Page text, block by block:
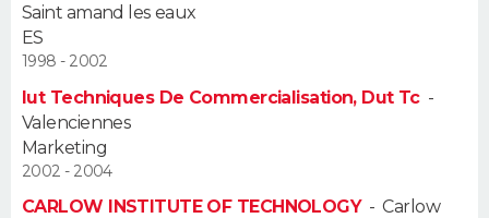
CARTE DE VOEUX
DICTIONNAIRE
Dictionnaire
Biographies
Citations
Expressions
Proverbes
PROGRAMME TV
Saint amand les eaux
ES
1998 - 2002
Iut Techniques De Commercialisation, Dut Tc-
Valenciennes
Marketing
2002 - 2004
CARLOW INSTITUTE OF TECHNOLOGY-Carlow